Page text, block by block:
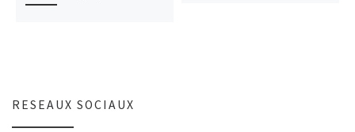
RESEAUX SOCIAUX